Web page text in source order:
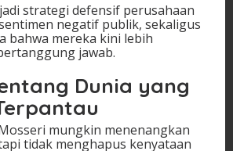
strategi defensif perusahaan
negatif publik, sekaligus
bahwa mereka kini lebih
jawab.
Dunia yang
mungkin menenangkan
tidak menghapus kenyataan